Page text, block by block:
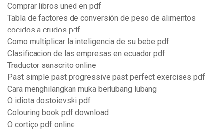
Comprar libros uned en pdf
Tabla de factores de conversión de peso de alimentos
cocidos a crudos pdf
Como multiplicar la inteligencia de su bebe pdf
Clasificacion de las empresas en ecuador pdf
Traductor sanscrito online
Past simple past progressive past perfect exercises pdf
Cara menghilangkan muka berlubang lubang
O idiota dostoievski pdf
Colouring book pdf download
O cortiço pdf online